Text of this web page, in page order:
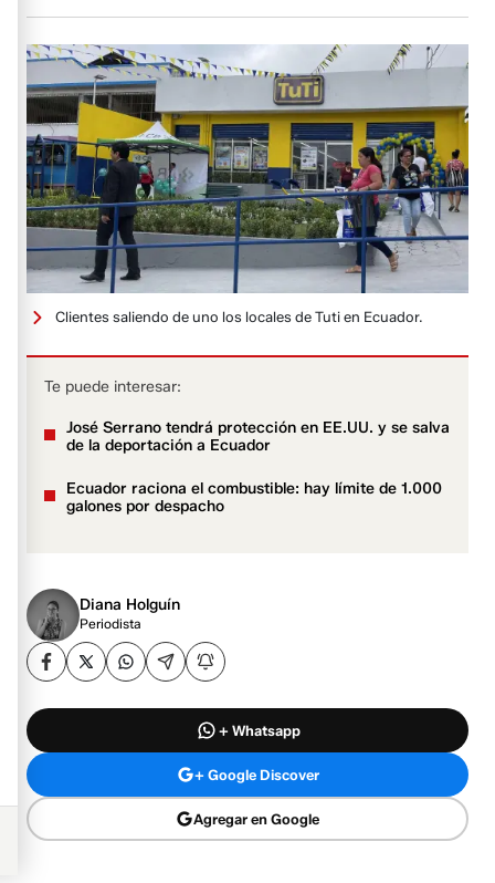
Clientes saliendo de uno los locales de Tuti en Ecuador.
Te puede interesar:
José Serrano tendrá protección en EE.UU. y se salva
de la deportación a Ecuador
Ecuador raciona el combustible: hay límite de 1.000
galones por despacho
Diana Holguín
Periodista
+ Whatsapp
+ Google Discover
Agregar en Google